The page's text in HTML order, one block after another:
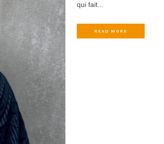
qui fait...
READ MORE